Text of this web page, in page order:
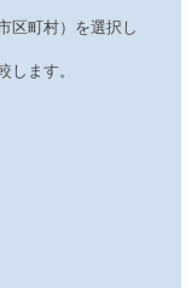
区町村）を選択し
します。